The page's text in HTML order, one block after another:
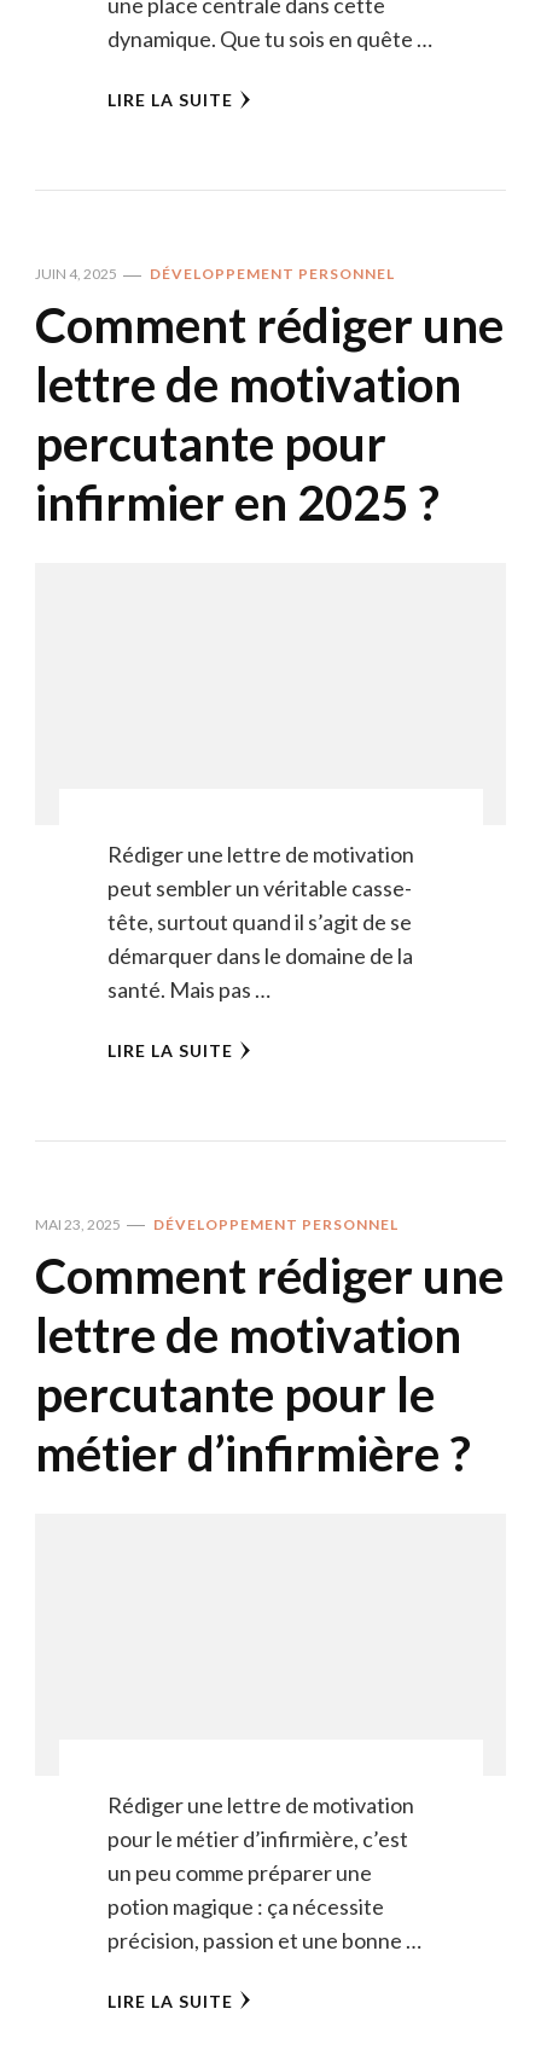
dynamique. Que tu sois en quête …
LIRE LA SUITE
JUIN 4, 2025 DÉVELOPPEMENT PERSONNEL
Comment rédiger une
lettre de motivation
percutante pour
infirmier en 2025 ?
Rédiger une lettre de motivation
peut sembler un véritable casse-
tête, surtout quand il s’agit de se
démarquer dans le domaine de la
santé. Mais pas …
LIRE LA SUITE
MAI 23, 2025 DÉVELOPPEMENT PERSONNEL
Comment rédiger une
lettre de motivation
percutante pour le
métier d’infirmière ?
Rédiger une lettre de motivation
pour le métier d’infirmière, c’est
un peu comme préparer une
potion magique : ça nécessite
précision, passion et une bonne …
LIRE LA SUITE